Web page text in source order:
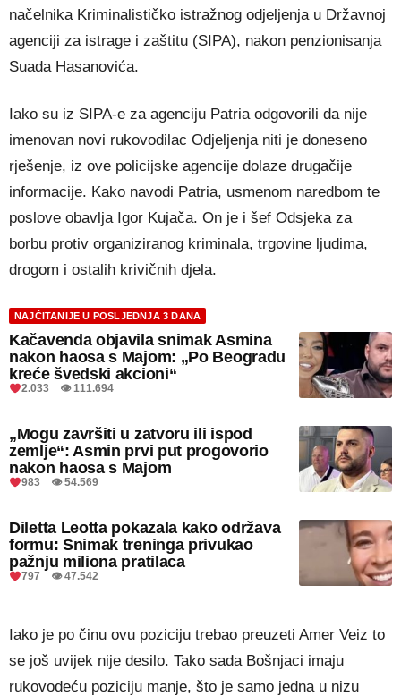
načelnika Kriminalističko istražnog odjeljenja u Državnoj
agenciji za istrage i zaštitu (SIPA), nakon penzionisanja
Suada Hasanovića.
Iako su iz SIPA-e za agenciju Patria odgovorili da nije
imenovan novi rukovodilac Odjeljenja niti je doneseno
rješenje, iz ove policijske agencije dolaze drugačije
informacije. Kako navodi Patria, usmenom naredbom te
poslove obavlja Igor Kujača. On je i šef Odsjeka za
borbu protiv organiziranog kriminala, trgovine ljudima,
drogom i ostalih krivičnih djela.
NAJČITANIJE U POSLJEDNJA 3 DANA
Kačavenda objavila snimak Asmina
nakon haosa s Majom: „Po Beogradu
kreće švedski akcioni“
2.033 👁 111.694
„Mogu završiti u zatvoru ili ispod
zemlje“: Asmin prvi put progovorio
nakon haosa s Majom
983 👁 54.569
Diletta Leotta pokazala kako održava
formu: Snimak treninga privukao
pažnju miliona pratilaca
797 👁 47.542
Iako je po činu ovu poziciju trebao preuzeti Amer Veiz to
se još uvijek nije desilo. Tako sada Bošnjaci imaju
rukovodeću poziciju manje, što je samo jedna u nizu